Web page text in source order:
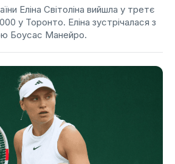
Еліна Світоліна вийшла у третє
у Торонто. Еліна зустрічалася з
Боусас Манейро.